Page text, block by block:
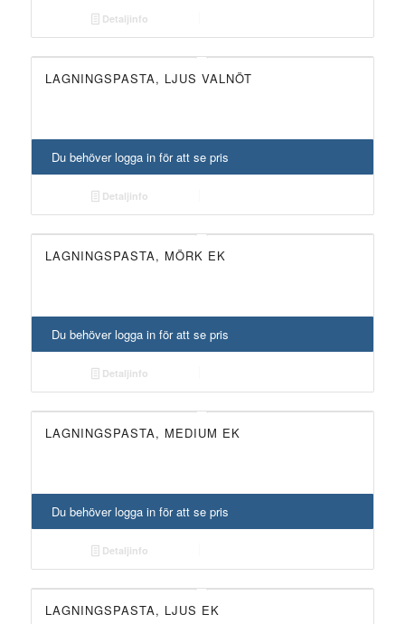
Detaljinfo
LAGNINGSPASTA, LJUS VALNÖT
Du behöver logga in för att se pris
Detaljinfo
LAGNINGSPASTA, MÖRK EK
Du behöver logga in för att se pris
Detaljinfo
LAGNINGSPASTA, MEDIUM EK
Du behöver logga in för att se pris
Detaljinfo
LAGNINGSPASTA, LJUS EK